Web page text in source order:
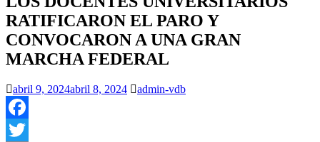
RATIFICARON EL PARO Y
CONVOCARON A UNA GRAN
MARCHA FEDERAL
abril 9, 2024abril 8, 2024 admin-vdb
Facebook